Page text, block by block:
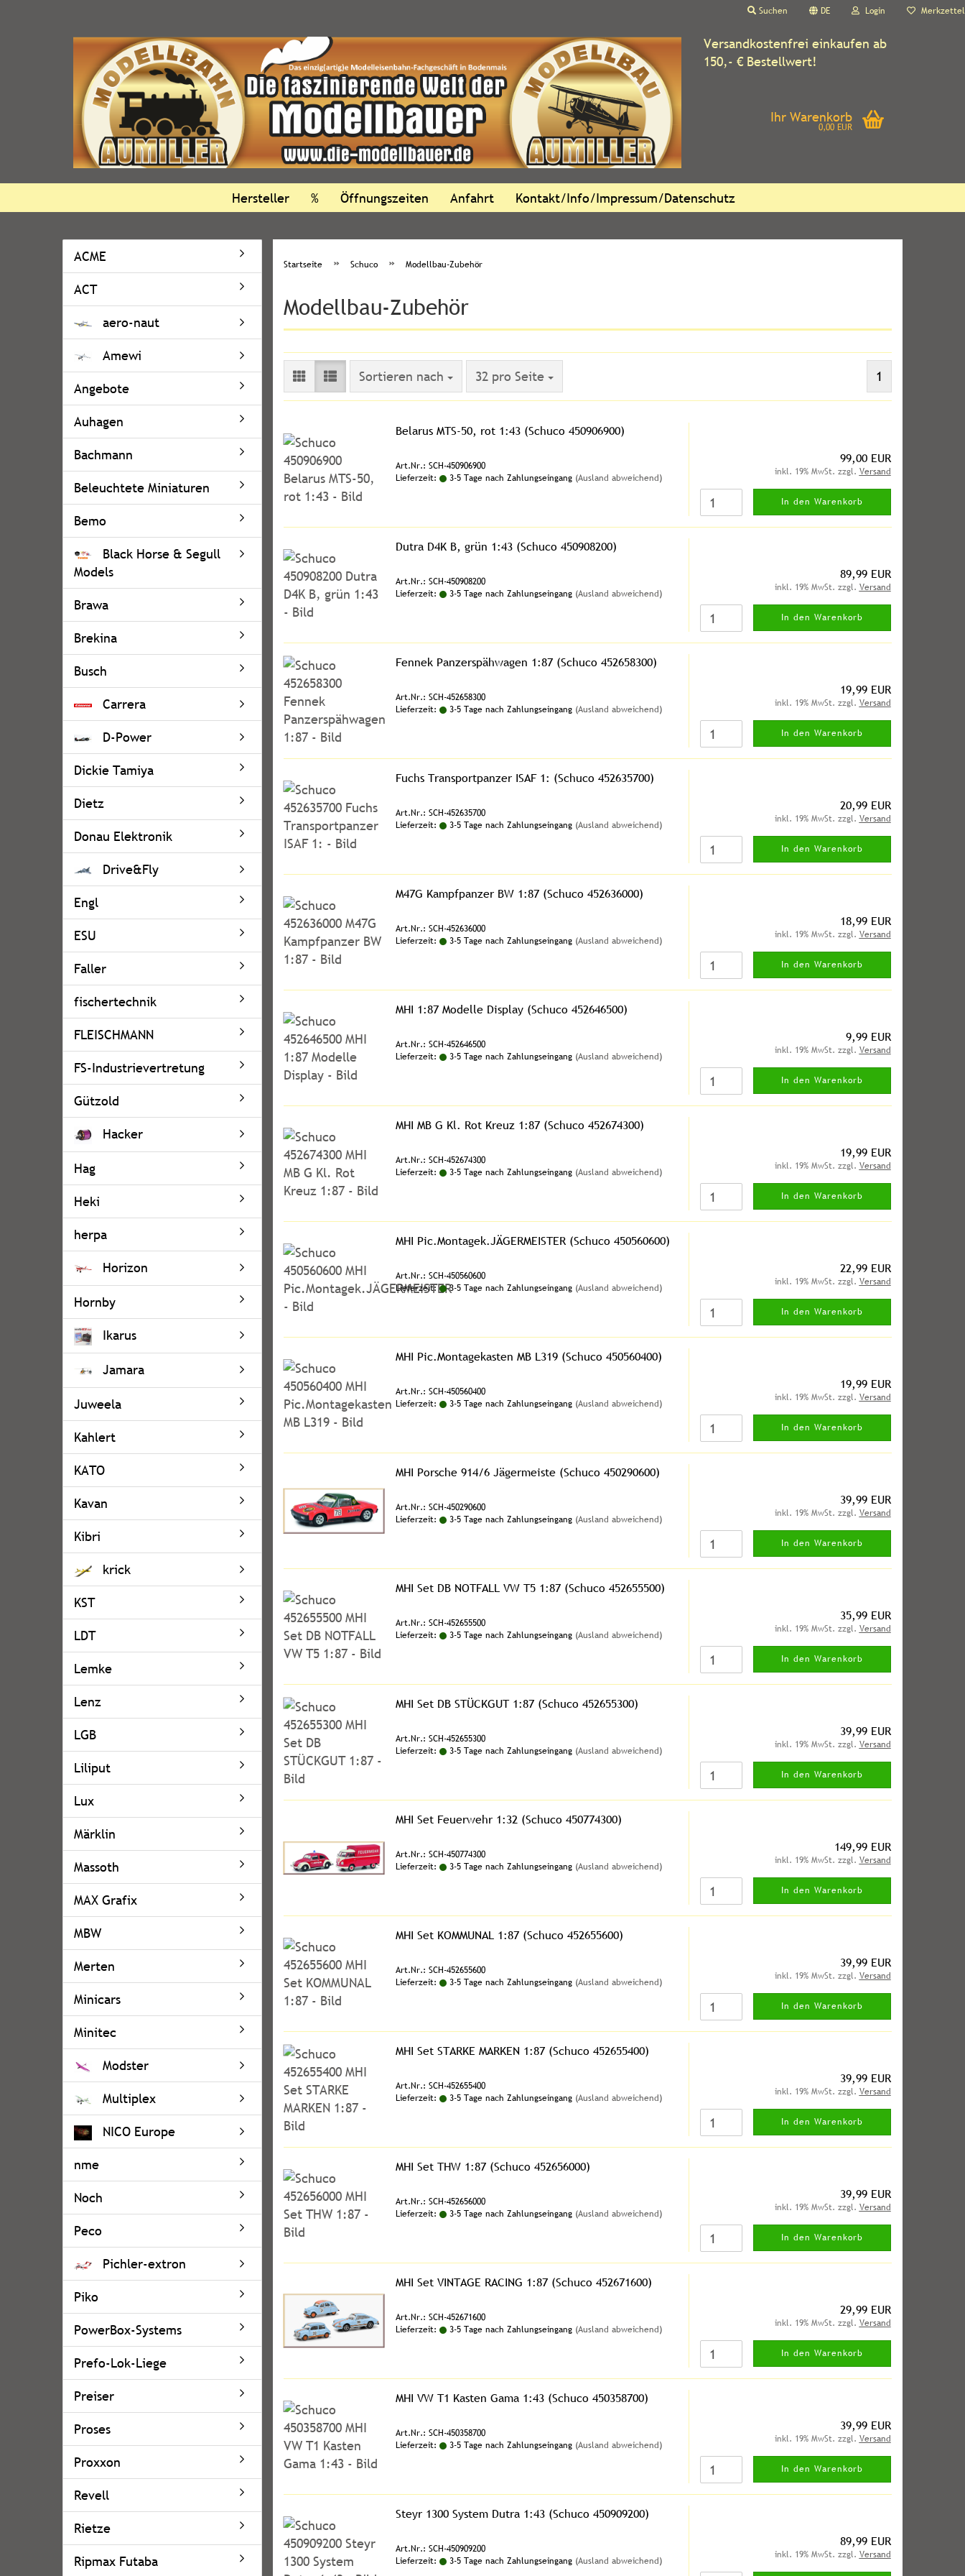
Suchen DE Login Merkzettel
Versandkostenfrei einkaufen ab
150,- € Bestellwert!
Ihr Warenkorb
0,00 EUR
Hersteller % Öffnungszeiten Anfahrt Kontakt/Info/Impressum/Datenschutz
Startseite » Schuco » Modellbau-Zubehör
Modellbau-Zubehör
Sortieren nach
Sortieren nach 32 pro Seite
pro Seite 1
Belarus MTS-50, rot 1:43 (Schuco 450906900)
Art.Nr.: SCH-450906900
Lieferzeit:
3-5 Tage nach Zahlungseingang (Ausland abweichend)
99,00 EUR
inkl. 19% MwSt. zzgl. Versand
In den Warenkorb
Dutra D4K B, grün 1:43 (Schuco 450908200)
Art.Nr.: SCH-450908200
Lieferzeit:
3-5 Tage nach Zahlungseingang (Ausland abweichend)
89,99 EUR
inkl. 19% MwSt. zzgl. Versand
In den Warenkorb
Fennek Panzerspähwagen 1:87 (Schuco 452658300)
Art.Nr.: SCH-452658300
Lieferzeit:
3-5 Tage nach Zahlungseingang (Ausland abweichend)
19,99 EUR
inkl. 19% MwSt. zzgl. Versand
In den Warenkorb
Fuchs Transportpanzer ISAF 1: (Schuco 452635700)
Art.Nr.: SCH-452635700
Lieferzeit:
3-5 Tage nach Zahlungseingang (Ausland abweichend)
20,99 EUR
inkl. 19% MwSt. zzgl. Versand
In den Warenkorb
M47G Kampfpanzer BW 1:87 (Schuco 452636000)
Art.Nr.: SCH-452636000
Lieferzeit:
3-5 Tage nach Zahlungseingang (Ausland abweichend)
18,99 EUR
inkl. 19% MwSt. zzgl. Versand
In den Warenkorb
MHI 1:87 Modelle Display (Schuco 452646500)
Art.Nr.: SCH-452646500
Lieferzeit:
3-5 Tage nach Zahlungseingang (Ausland abweichend)
9,99 EUR
inkl. 19% MwSt. zzgl. Versand
In den Warenkorb
MHI MB G Kl. Rot Kreuz 1:87 (Schuco 452674300)
Art.Nr.: SCH-452674300
Lieferzeit:
3-5 Tage nach Zahlungseingang (Ausland abweichend)
19,99 EUR
inkl. 19% MwSt. zzgl. Versand
In den Warenkorb
MHI Pic.Montagek.JÄGERMEISTER (Schuco 450560600)
Art.Nr.: SCH-450560600
Lieferzeit: 3-5 Tage nach Zahlungseingang (Ausland abweichend)
22,99 EUR
inkl. 19% MwSt. zzgl. Versand
In den Warenkorb
MHI Pic.Montagekasten MB L319 (Schuco 450560400)
Art.Nr.: SCH-450560400
Lieferzeit:
3-5 Tage nach Zahlungseingang (Ausland abweichend)
19,99 EUR
inkl. 19% MwSt. zzgl. Versand
In den Warenkorb
MHI Porsche 914/6 Jägermeiste (Schuco 450290600)
Art.Nr.: SCH-450290600
Lieferzeit:
3-5 Tage nach Zahlungseingang (Ausland abweichend)
39,99 EUR
inkl. 19% MwSt. zzgl. Versand
In den Warenkorb
MHI Set DB NOTFALL VW T5 1:87 (Schuco 452655500)
Art.Nr.: SCH-452655500
Lieferzeit:
3-5 Tage nach Zahlungseingang (Ausland abweichend)
35,99 EUR
inkl. 19% MwSt. zzgl. Versand
In den Warenkorb
MHI Set DB STÜCKGUT 1:87 (Schuco 452655300)
Art.Nr.: SCH-452655300
Lieferzeit:
3-5 Tage nach Zahlungseingang (Ausland abweichend)
39,99 EUR
inkl. 19% MwSt. zzgl. Versand
In den Warenkorb
MHI Set Feuerwehr 1:32 (Schuco 450774300)
Art.Nr.: SCH-450774300
Lieferzeit:
3-5 Tage nach Zahlungseingang (Ausland abweichend)
149,99 EUR
inkl. 19% MwSt. zzgl. Versand
In den Warenkorb
MHI Set KOMMUNAL 1:87 (Schuco 452655600)
Art.Nr.: SCH-452655600
Lieferzeit:
3-5 Tage nach Zahlungseingang (Ausland abweichend)
39,99 EUR
inkl. 19% MwSt. zzgl. Versand
In den Warenkorb
MHI Set STARKE MARKEN 1:87 (Schuco 452655400)
Art.Nr.: SCH-452655400
Lieferzeit:
3-5 Tage nach Zahlungseingang (Ausland abweichend)
39,99 EUR
inkl. 19% MwSt. zzgl. Versand
In den Warenkorb
MHI Set THW 1:87 (Schuco 452656000)
Art.Nr.: SCH-452656000
Lieferzeit:
3-5 Tage nach Zahlungseingang (Ausland abweichend)
39,99 EUR
inkl. 19% MwSt. zzgl. Versand
In den Warenkorb
MHI Set VINTAGE RACING 1:87 (Schuco 452671600)
Art.Nr.: SCH-452671600
Lieferzeit:
3-5 Tage nach Zahlungseingang (Ausland abweichend)
29,99 EUR
inkl. 19% MwSt. zzgl. Versand
In den Warenkorb
MHI VW T1 Kasten Gama 1:43 (Schuco 450358700)
Art.Nr.: SCH-450358700
Lieferzeit:
3-5 Tage nach Zahlungseingang (Ausland abweichend)
39,99 EUR
inkl. 19% MwSt. zzgl. Versand
In den Warenkorb
Steyr 1300 System Dutra 1:43 (Schuco 450909200)
Art.Nr.: SCH-450909200
Lieferzeit:
3-5 Tage nach Zahlungseingang (Ausland abweichend)
89,99 EUR
inkl. 19% MwSt. zzgl. Versand
ACME
ACT
aero-naut
Amewi
Angebote
Auhagen
Bachmann
Beleuchtete Miniaturen
Bemo
Black Horse & Segull
Models
Brawa
Brekina
Busch
Carrera
D-Power
Dickie Tamiya
Dietz
Donau Elektronik
Drive&Fly
Engl
ESU
Faller
fischertechnik
FLEISCHMANN
FS-Industrievertretung
Gützold
Hacker
Hag
Heki
herpa
Horizon
Hornby
Ikarus
Jamara
Juweela
Kahlert
KATO
Kavan
Kibri
krick
KST
LDT
Lemke
Lenz
LGB
Liliput
Lux
Märklin
Massoth
MAX Grafix
MBW
Merten
Minicars
Minitec
Modster
Multiplex
NICO Europe
nme
Noch
Peco
Pichler-extron
Piko
PowerBox-Systems
Prefo-Lok-Liege
Preiser
Proses
Proxxon
Revell
Rietze
Ripmax Futaba